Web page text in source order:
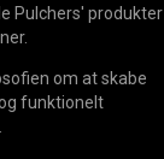
Pulchers' produkter
om at skabe
funktionelt